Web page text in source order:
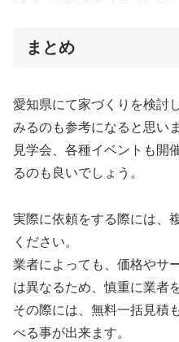
まとめ
愛知県にて家づくりを検討
みるのも参考になると思いま
見学会、各種イベントも開
るのも良いでしょう。
実際に依頼をする際には、
ください。
業者によっても、価格やサ
は異なるため、慎重に業者
その際には、無料一括見積
べる事が出来ます。